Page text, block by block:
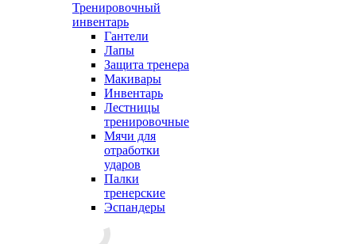
Тренировочный
инвентарь
Гантели
Лапы
Защита тренера
Макивары
Инвентарь
Лестницы
тренировочные
Мячи для
отработки
ударов
Палки
тренерские
Эспандеры